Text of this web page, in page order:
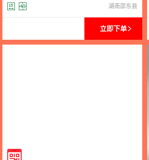
男女生双肩包背包定制
湖南邵东县
立即下单